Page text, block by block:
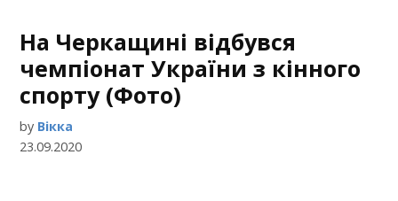
На Черкащині відбувся
чемпіонат України з кінного
спорту (Фото)
by Вікка
23.09.2020